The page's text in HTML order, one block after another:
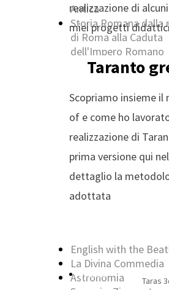
realizzazione di
miei progetti
Antica
Storia Romana dalla
di Roma alla Caduta
dell'Impero Romano
Chi furono?
ViaggiAmo tra le
Impariamo il
giorno per giorno
Il cammino del
Il senso della
Ricostruzioni 3d Antica
Roma
Storia medievale
Storia dell'Arte
English with the
La Divina Commedia
Astronomia
Taranto
Scopriamo insieme il
of e come ho
realizzazione di
prima versione qui nel
dettaglio la
adottata
Scarica
Taras